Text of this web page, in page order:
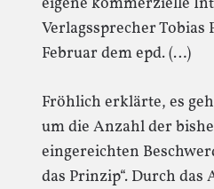
Verlagssprecher Tobias
Februar dem epd. (…)
Fröhlich erklärte, es
um die Anzahl der
eingereichten
das Prinzip“. Durch